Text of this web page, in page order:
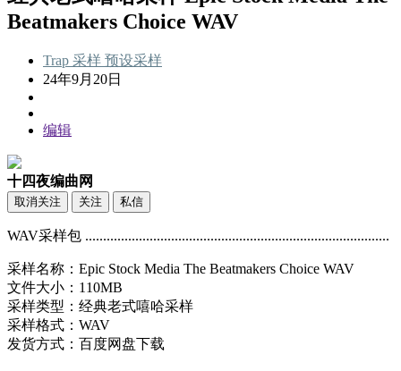
Beatmakers Choice WAV
Trap 采样 预设采样
24年9月20日
编辑
十四夜编曲网
取消关注 关注 私信
WAV采样包 .....................................................................................
采样名称：Epic Stock Media The Beatmakers Choice WAV
文件大小：110MB
采样类型：经典老式嘻哈采样
采样格式：WAV
发货方式：百度网盘下载